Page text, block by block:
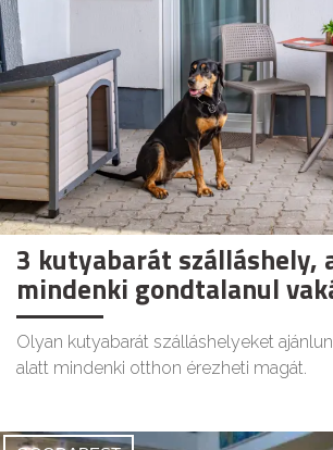
3 kutyabarát szálláshely,
mindenki gondtalanul
Olyan kutyabarát szálláshelyeket
alatt mindenki otthon érezheti magát.